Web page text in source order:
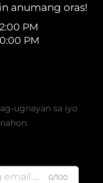
anumang oras!
PM
PM
ugnayan sa iyo
0/100